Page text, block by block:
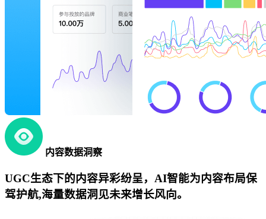
内容数据洞察
UGC生态下的内容异彩纷呈，AI智能为内容布局保
驾护航,海量数据洞见未来增长风向。